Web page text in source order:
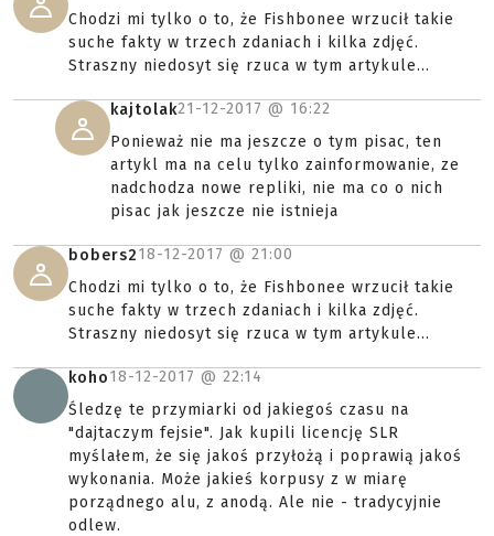
Chodzi mi tylko o to, że Fishbonee wrzucił takie
suche fakty w trzech zdaniach i kilka zdjęć.
Straszny niedosyt się rzuca w tym artykule...
kajtolak21-12-2017 @ 16:22
Ponieważ nie ma jeszcze o tym pisac, ten
artykl ma na celu tylko zainformowanie, ze
nadchodza nowe repliki, nie ma co o nich
pisac jak jeszcze nie istnieja
bobers218-12-2017 @ 21:00
Chodzi mi tylko o to, że Fishbonee wrzucił takie
suche fakty w trzech zdaniach i kilka zdjęć.
Straszny niedosyt się rzuca w tym artykule...
koho18-12-2017 @ 22:14
Śledzę te przymiarki od jakiegoś czasu na
"dajtaczym fejsie". Jak kupili licencję SLR
myślałem, że się jakoś przyłożą i poprawią jakoś
wykonania. Może jakieś korpusy z w miarę
porządnego alu, z anodą. Ale nie - tradycyjnie
odlew.